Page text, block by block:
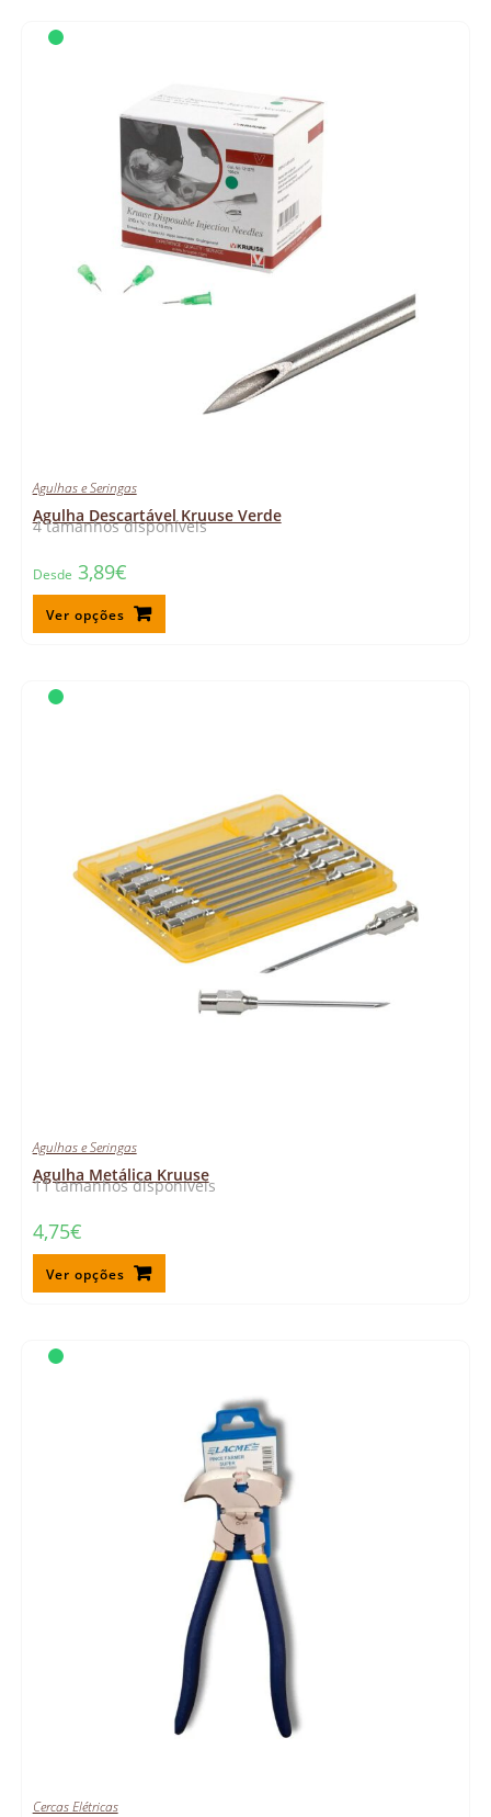
4 tamanhos disponíveis
Agulhas e Seringas
Agulha Descartável Kruuse Verde
Desde 3,89€
Ver opções
11 tamanhos disponíveis
Agulhas e Seringas
Agulha Metálica Kruuse
4,75€
Ver opções
Cercas Elétricas